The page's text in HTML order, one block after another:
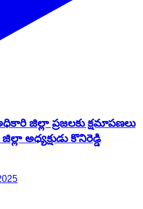
జిల్లా ప్రజలకు క్షమాపణలు
అధ్యక్షుడు కొనిరెడ్డి